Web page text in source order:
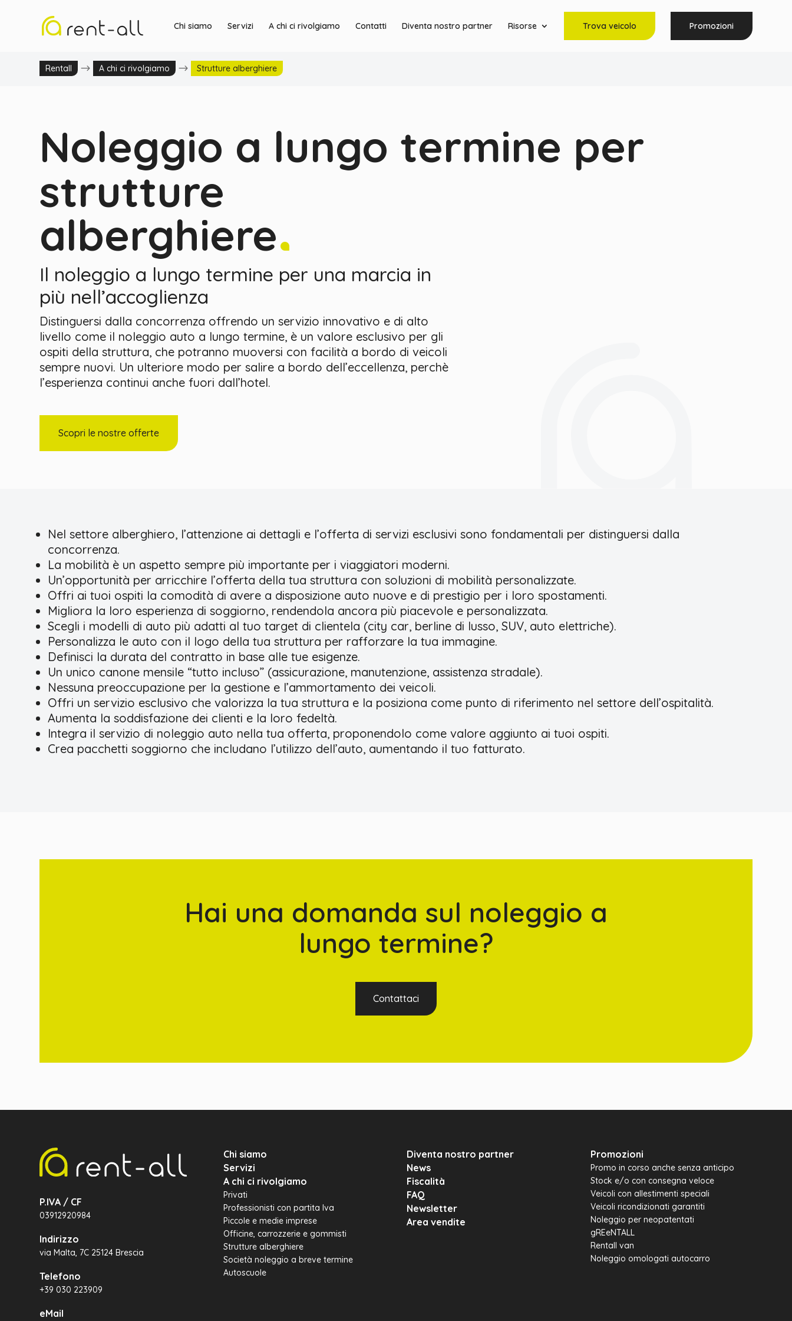
Chi siamo Servizi A chi ci rivolgiamo Contatti Diventa nostro partner Risorse Trova veicolo Promozioni
Rentall $ A chi ci rivolgiamo $ Strutture alberghiere
Noleggio a lungo termine per
strutture
alberghiere
Il noleggio a lungo termine per una marcia in
più nell’accoglienza
Distinguersi dalla concorrenza offrendo un servizio innovativo e di alto
livello come il noleggio auto a lungo termine, è un valore esclusivo per gli
ospiti della struttura, che potranno muoversi con facilità a bordo di veicoli
sempre nuovi. Un ulteriore modo per salire a bordo dell’eccellenza, perchè
l’esperienza continui anche fuori dall’hotel.
Scopri le nostre offerte
Nel settore alberghiero, l’attenzione ai dettagli e l’offerta di servizi esclusivi sono fondamentali per distinguersi dalla
concorrenza.
La mobilità è un aspetto sempre più importante per i viaggiatori moderni.
Un’opportunità per arricchire l’offerta della tua struttura con soluzioni di mobilità personalizzate.
Offri ai tuoi ospiti la comodità di avere a disposizione auto nuove e di prestigio per i loro spostamenti.
Migliora la loro esperienza di soggiorno, rendendola ancora più piacevole e personalizzata.
Scegli i modelli di auto più adatti al tuo target di clientela (city car, berline di lusso, SUV, auto elettriche).
Personalizza le auto con il logo della tua struttura per rafforzare la tua immagine.
Definisci la durata del contratto in base alle tue esigenze.
Un unico canone mensile “tutto incluso” (assicurazione, manutenzione, assistenza stradale).
Nessuna preoccupazione per la gestione e l’ammortamento dei veicoli.
Offri un servizio esclusivo che valorizza la tua struttura e la posiziona come punto di riferimento nel settore dell’ospitalità.
Aumenta la soddisfazione dei clienti e la loro fedeltà.
Integra il servizio di noleggio auto nella tua offerta, proponendolo come valore aggiunto ai tuoi ospiti.
Crea pacchetti soggiorno che includano l’utilizzo dell’auto, aumentando il tuo fatturato.
Hai una domanda sul noleggio a
lungo termine?
Contattaci
P.IVA / CF
03912920984
Indirizzo
via Malta, 7C 25124 Brescia
Telefono
+39 030 223909
eMail
Chi siamo
Servizi
A chi ci rivolgiamo
Privati
Professionisti con partita Iva
Piccole e medie imprese
Officine, carrozzerie e gommisti
Strutture alberghiere
Società noleggio a breve termine
Autoscuole
Diventa nostro partner
News
Fiscalità
FAQ
Newsletter
Area vendite
Promozioni
Promo in corso anche senza anticipo
Stock e/o con consegna veloce
Veicoli con allestimenti speciali
Veicoli ricondizionati garantiti
Noleggio per neopatentati
gREeNTALL
Rentall van
Noleggio omologati autocarro